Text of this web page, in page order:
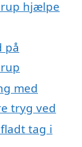
hjælpe
på
med
tryg ved
tag i